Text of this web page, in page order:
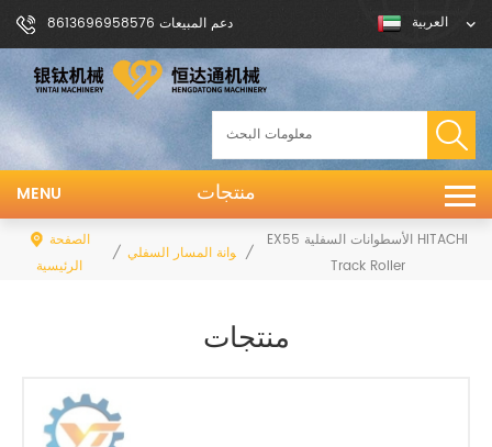
دعم المبيعات 8613696958576 العربية
منتجات MENU
الصفحة
الرئيسية
/ الأسطوانة المسار السفلي
/
EX55 الأسطوانات السفلية HITACHI
Track Roller
منتجات